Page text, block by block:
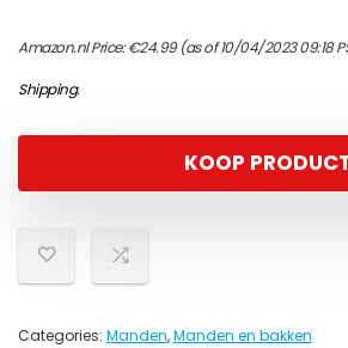
Amazon.nl Price:€24.99(as of 10/04/2023 09:18
Shipping.
KOOP
Categories: Manden,Manden en bakken